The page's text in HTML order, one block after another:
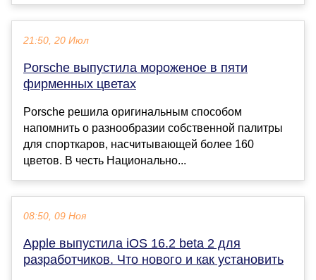
21:50, 20 Июл
Porsche выпустила мороженое в пяти
фирменных цветах
Porsche решила оригинальным способом
напомнить о разнообразии собственной палитры
для спорткаров, насчитывающей более 160
цветов. В честь Национально...
08:50, 09 Ноя
Apple выпустила iOS 16.2 beta 2 для
разработчиков. Что нового и как установить